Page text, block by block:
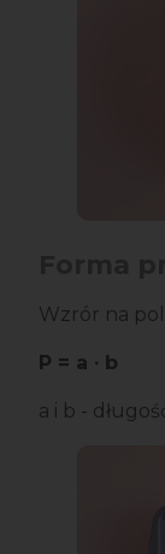
Wzrór na
P = a ∙ b
a i b -